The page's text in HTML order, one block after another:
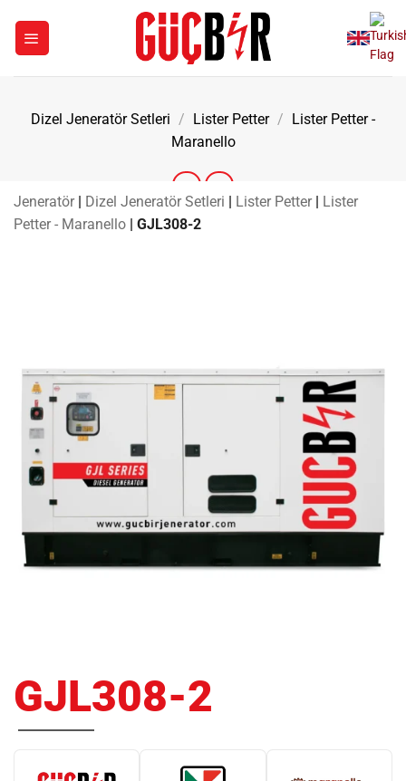
Dizel Jeneratör Setleri / Lister Petter / Lister Petter -
Maranello
Jeneratör | Dizel Jeneratör Setleri | Lister Petter | Lister
Petter - Maranello | GJL308-2
GJL308-2